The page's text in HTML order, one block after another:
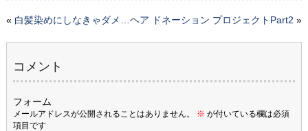
« 白髪染めにしなきゃダメ… ヘア ドネーション プロジェクトPart2 »
コメント
フォーム
メールアドレスが公開されることはありません。 ※ が付いている欄は必須
項目です